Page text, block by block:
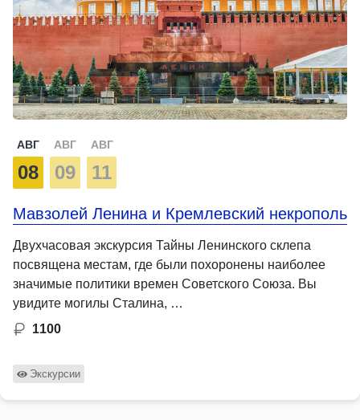
АВГ
08
АВГ
09
АВГ
11
Мавзолей Ленина и Кремлевский некрополь
Двухчасовая экскурсия Тайны Ленинского склепа
посвящена местам, где были похоронены наиболее
значимые политики времен Советского Союза. Вы
увидите могилы Сталина, …
1100
Экскурсии